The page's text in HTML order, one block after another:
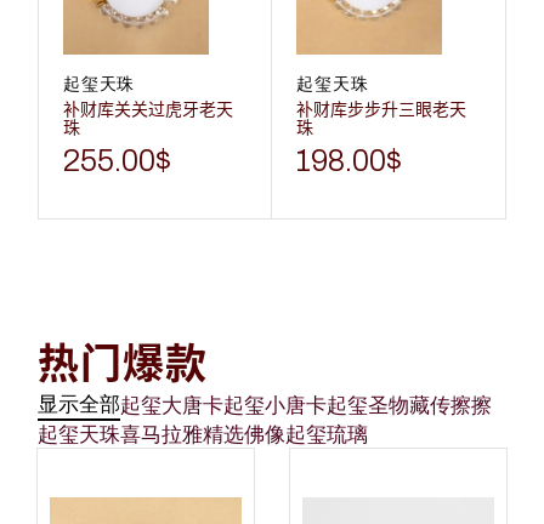
起玺天珠
补财库关关过虎牙老天
珠
255.00$
起玺天珠
补财库步步升三眼老天
珠
198.00$
热门爆款
显示全部起玺大唐卡起玺小唐卡起玺圣物藏传擦擦
起玺天珠喜马拉雅精选佛像起玺琉璃